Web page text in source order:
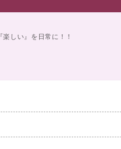
『楽しい』を日常に！！